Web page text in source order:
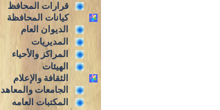
قرارات المحافظ
كيانات المحافظة
الديوان العام
المديريات
المراكز والأحياء
الهيئات
الثقافة والإعلام
الجامعات والمعاهد
المكتبات العامه